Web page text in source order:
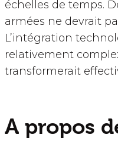
échelles de temps.
armées ne devrait
L’intégration
relativement
transformerait
A propos